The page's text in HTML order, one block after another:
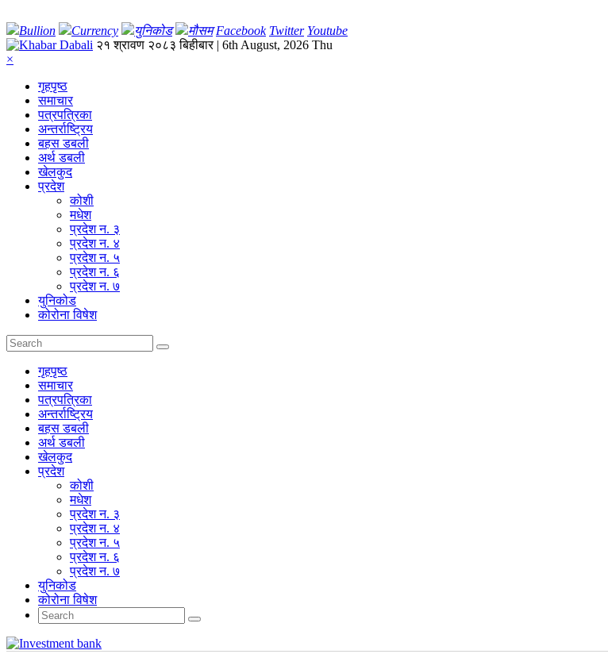
Bullion Currency युनिकोड मौसम Facebook Twitter Youtube
२१ श्रावण २०८३ बिहीबार | 6th August, 2026 Thu
×
गृहपृष्‍ठ
समाचार
पत्रपत्रिका
अन्तर्राष्ट्रिय
बहस डबली
अर्थ डबली
खेलकुद
प्रदेश
कोशी
मधेश
प्रदेश न. ३
प्रदेश न. ४
प्रदेश न. ५
प्रदेश न. ६
प्रदेश न. ७
युनिकोड
कोरोना विषेश
गृहपृष्‍ठ
समाचार
पत्रपत्रिका
अन्तर्राष्ट्रिय
बहस डबली
अर्थ डबली
खेलकुद
प्रदेश
कोशी
मधेश
प्रदेश न. ३
प्रदेश न. ४
प्रदेश न. ५
प्रदेश न. ६
प्रदेश न. ७
युनिकोड
कोरोना विषेश